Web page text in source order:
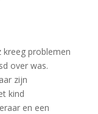
kreeg problemen
over was.
zijn
kind
en een